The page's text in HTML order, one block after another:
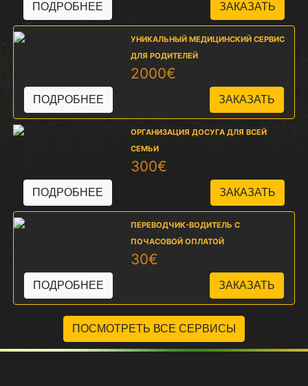
ПОДРОБНЕЕ
УНИКАЛЬНЫЙ МЕДИЦИНСКИЙ СЕРВИС
ДЛЯ РОДИТЕЛЕЙ
2000€
ПОДРОБНЕЕ
ОРГАНИЗАЦИЯ ДОСУГА ДЛЯ ВСЕЙ
СЕМЬИ
300€
ПОДРОБНЕЕ
ПЕРЕВОДЧИК-ВОДИТЕЛЬ С
ПОЧАСОВОЙ ОПЛАТОЙ
30€
ПОДРОБНЕЕ
ПОСМОТРЕТЬ ВСЕ СЕРВИСЫ